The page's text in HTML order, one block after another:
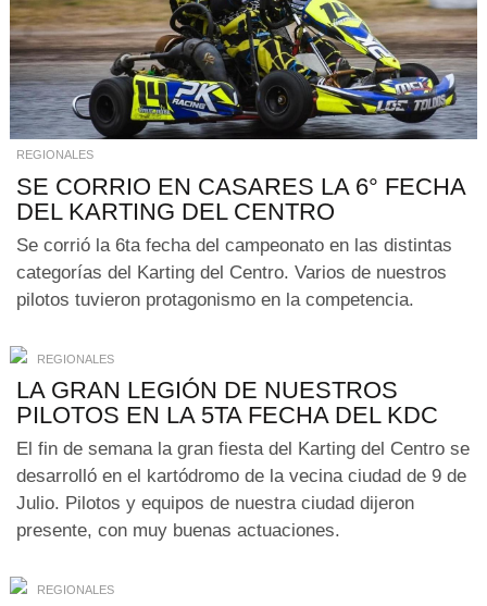
REGIONALES
SE CORRIO EN CASARES LA 6° FECHA
DEL KARTING DEL CENTRO
Se corrió la 6ta fecha del campeonato en las distintas
categorías del Karting del Centro. Varios de nuestros
pilotos tuvieron protagonismo en la competencia.
REGIONALES
LA GRAN LEGIÓN DE NUESTROS
PILOTOS EN LA 5TA FECHA DEL KDC
El fin de semana la gran fiesta del Karting del Centro se
desarrolló en el kartódromo de la vecina ciudad de 9 de
Julio. Pilotos y equipos de nuestra ciudad dijeron
presente, con muy buenas actuaciones.
REGIONALES